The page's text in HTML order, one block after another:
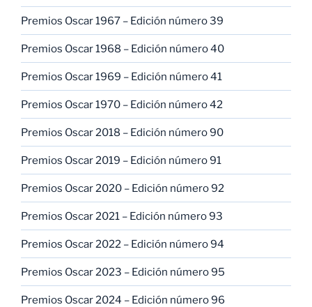
Premios Oscar 1967 – Edición número 39
Premios Oscar 1968 – Edición número 40
Premios Oscar 1969 – Edición número 41
Premios Oscar 1970 – Edición número 42
Premios Oscar 2018 – Edición número 90
Premios Oscar 2019 – Edición número 91
Premios Oscar 2020 – Edición número 92
Premios Oscar 2021 – Edición número 93
Premios Oscar 2022 – Edición número 94
Premios Oscar 2023 – Edición número 95
Premios Oscar 2024 – Edición número 96